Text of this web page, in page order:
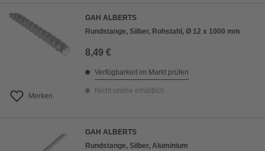
Merken
GAH ALBERTS
Rundstange, Silber, Rohstahl, Ø 12 x 1000 mm
8,49 €
Verfügbarkeit im Markt prüfen
Nicht online erhältlich
GAH ALBERTS
Rundstange, Silber, Aluminium